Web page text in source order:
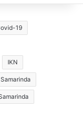
19
IKN